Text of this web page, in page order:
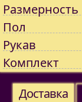
Размерность
Пол
Рукав
Комплект
Доставка